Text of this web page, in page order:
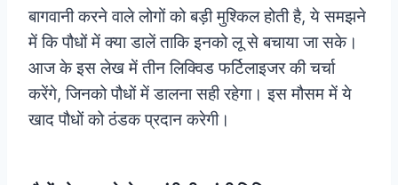
बागवानी करने वाले लोगों को बड़ी मुश्किल होती है, ये समझने
में कि पौधों में क्या डालें ताकि इनको लू से बचाया जा सके।
आज के इस लेख में तीन लिक्विड फर्टिलाइजर की चर्चा
करेंगे, जिनको पौधों में डालना सही रहेगा। इस मौसम में ये
खाद पौधों को ठंडक प्रदान करेगी।